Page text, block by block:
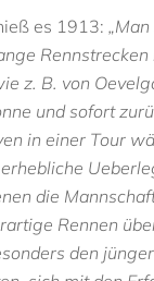
es 1913:
z. B. von
und sofort
in einer Tour
die
Rennen
den